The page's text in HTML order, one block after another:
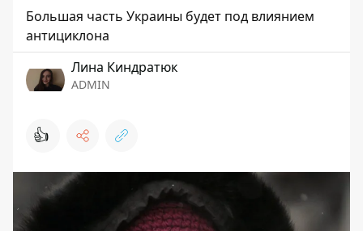
Большая часть Украины будет под влиянием
антициклона
Лина Киндратюк
ADMIN
👍